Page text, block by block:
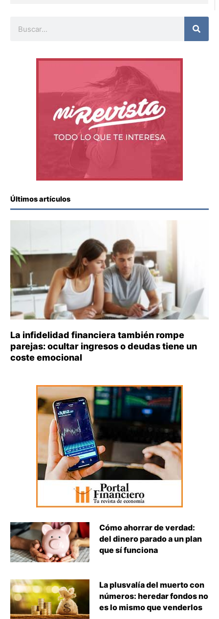
Últimos artículos
La infidelidad financiera también rompe
parejas: ocultar ingresos o deudas tiene un
coste emocional
Cómo ahorrar de verdad:
del dinero parado a un plan
que sí funciona
La plusvalía del muerto con
números: heredar fondos no
es lo mismo que venderlos